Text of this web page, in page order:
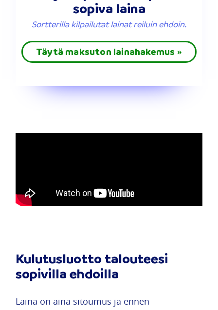
sopiva laina
Sortterilla kilpailutat lainat reiluin ehdoin.
Täytä maksuton lainahakemus »
Kulutusluotto talouteesi
sopivilla ehdoilla
Laina on aina sitoumus ja ennen